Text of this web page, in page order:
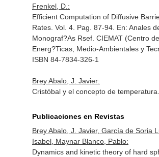
Frenkel, D.:
Efficient Computation of Diffusive
Rates. Vol. 4. Pag. 87-94. En: Anales
Monograf?As Rsef. CIEMAT (Centro
Energ?Ticas, Medio-Ambientales y
ISBN 84-7834-326-1
Brey Abalo, J. Javier:
Cristóbal y el concepto de
Publicaciones en Revistas
Brey Abalo, J. Javier, García de Soria
Isabel, Maynar Blanco, Pablo:
Dynamics and kinetic theory of hard